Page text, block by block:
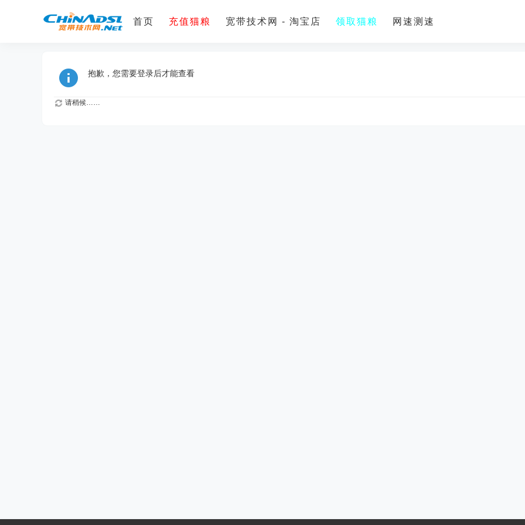
首页 充值猫粮 宽带技术网 - 淘宝店 领取猫粮 网速测速
抱歉，您需要登录后才能查看
请稍候……